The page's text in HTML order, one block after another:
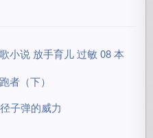
小说 放手育儿 过敏 08 本
者（下）
子弹的威力